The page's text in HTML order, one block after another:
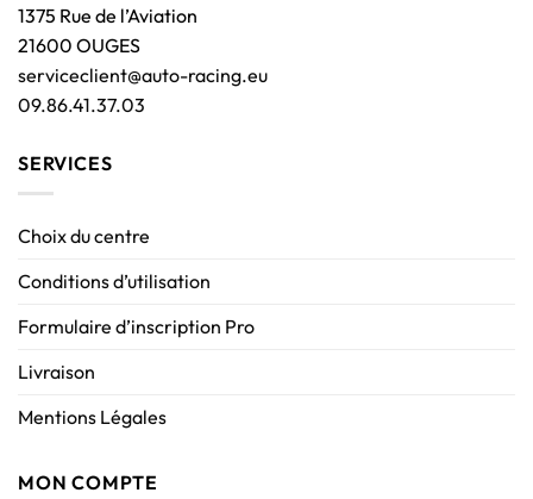
1375 Rue de l’Aviation
21600 OUGES
serviceclient@auto-racing.eu
09.86.41.37.03
SERVICES
Choix du centre
Conditions d’utilisation
Formulaire d’inscription Pro
Livraison
Mentions Légales
MON COMPTE